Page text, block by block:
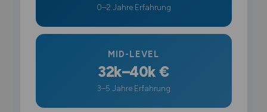
0–2 Jahre Erfahrung
MID-LEVEL
32k–40k €
3–5 Jahre Erfahrung